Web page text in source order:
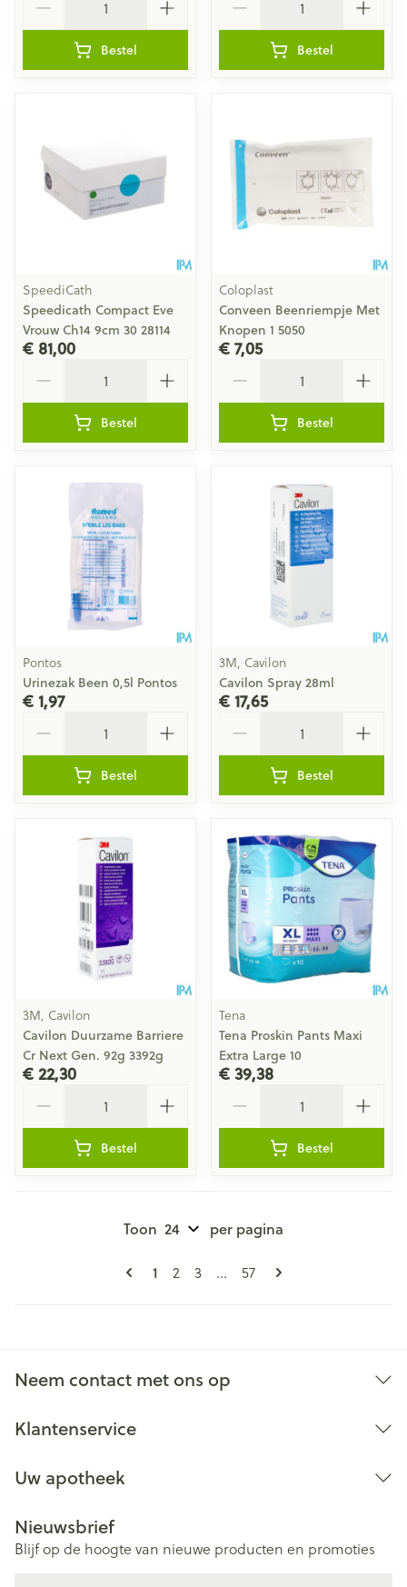
Bestel Bestel
SpeediCath
Speedicath Compact Eve
Vrouw Ch14 9cm 30 28114
€ 81,00
Bestel
Coloplast
Conveen Beenriempje Met
Knopen 1 5050
€ 7,05
Bestel
Pontos
Urinezak Been 0,5l Pontos
€ 1,97
Bestel
3M, Cavilon
Cavilon Spray 28ml
€ 17,65
Bestel
3M, Cavilon
Cavilon Duurzame Barriere
Cr Next Gen. 92g 3392g
€ 22,30
Bestel
Tena
Tena Proskin Pants Maxi
Extra Large 10
€ 39,38
Bestel
Pagina's
U lees momenteel pagina
1 Pagina
2 Pagina
3 ... Pagina
57
Toon per pagina
Neem contact met ons op
Klantenservice
Uw apotheek
Nieuwsbrief
Blijf op de hoogte van nieuwe producten en promoties